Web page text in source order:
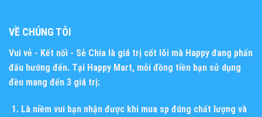
VỀ CHÚNG TÔI
Vui vẻ - Kết nối - Sẻ Chia là giá trị cốt lõi mà Happy đang phấn
đấu hướng đến. Tại Happy Mart, mỗi đồng tiền bạn sử dụng
đều mang đến 3 giá trị:
Là niềm vui bạn nhận được khi mua sp đúng chất lượng và